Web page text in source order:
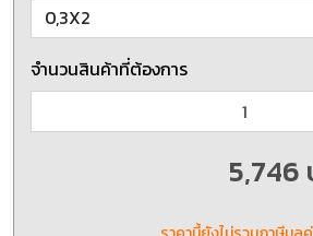
จำนวนสินค้าที่ต้องการ
5,746